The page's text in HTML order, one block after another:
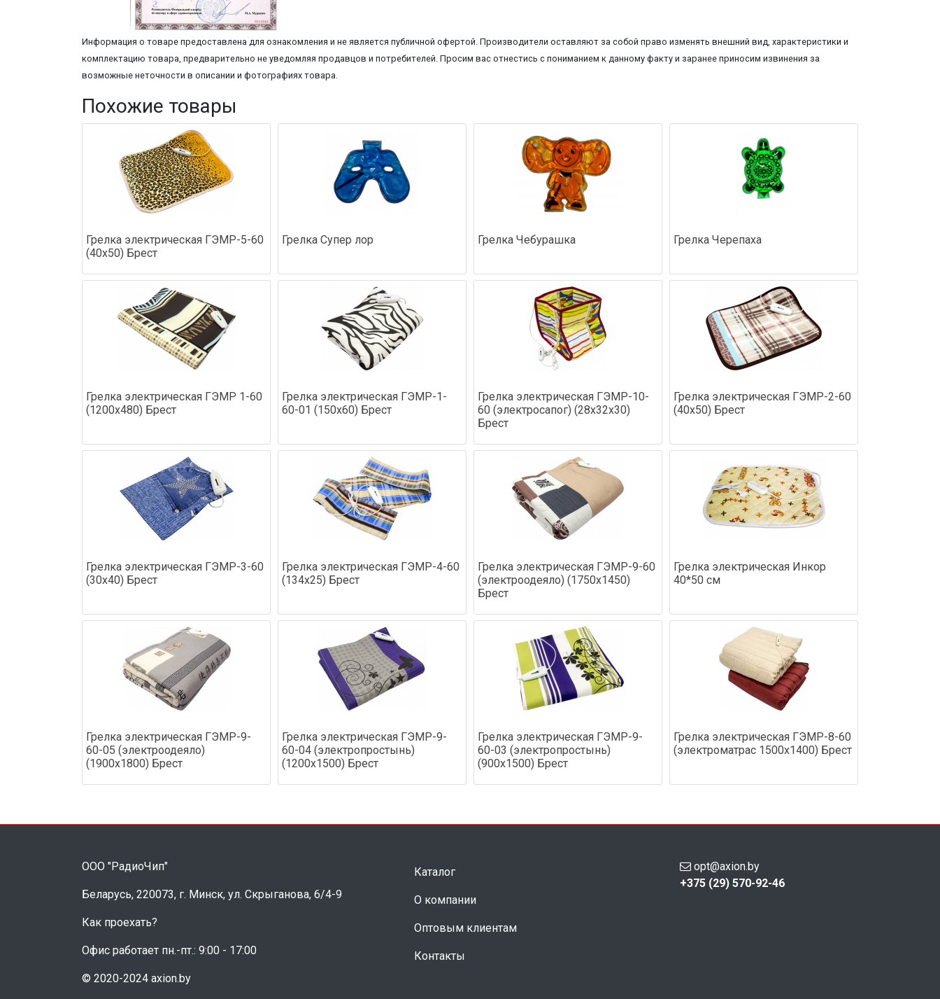
Информация о товаре предоставлена для ознакомления и не является публичной офертой. Производители оставляют за собой право изменять внешний вид, характеристики и
комплектацию товара, предварительно не уведомляя продавцов и потребителей. Просим вас отнестись с пониманием к данному факту и заранее приносим извинения за
возможные неточности в описании и фотографиях товара.
Похожие товары
Грелка электрическая ГЭМР-5-60
(40х50) Брест
Грелка Супер лор Грелка Чебурашка Грелка Черепаха
Грелка электрическая ГЭМР 1-60
(1200х480) Брест
Грелка электрическая ГЭМР-1-
60-01 (150х60) Брест
Грелка электрическая ГЭМР-10-
60 (электросапог) (28х32х30)
Брест
Грелка электрическая ГЭМР-2-60
(40х50) Брест
Грелка электрическая ГЭМР-3-60
(30х40) Брест
Грелка электрическая ГЭМР-4-60
(134х25) Брест
Грелка электрическая ГЭМР-9-60
(электроодеяло) (1750х1450)
Брест
Грелка электрическая Инкор
40*50 см
Грелка электрическая ГЭМР-9-
60-05 (электроодеяло)
(1900х1800) Брест
Грелка электрическая ГЭМР-9-
60-04 (электропростынь)
(1200х1500) Брест
Грелка электрическая ГЭМР-9-
60-03 (электропростынь)
(900х1500) Брест
Грелка электрическая ГЭМР-8-60
(электроматрас 1500х1400) Брест
ООО "РадиоЧип"
Беларусь, 220073, г. Минск, ул. Скрыганова, 6/4-9
Как проехать?
Офис работает пн.-пт.: 9:00 - 17:00
© 2020-2024 axion.by
Каталог
О компании
Оптовым клиентам
Контакты
opt@axion.by
+375 (29) 570-92-46